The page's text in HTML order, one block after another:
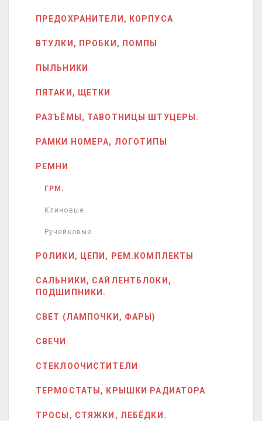
ПРЕДОХРАНИТЕЛИ, КОРПУСА
ВТУЛКИ, ПРОБКИ, ПОМПЫ
ПЫЛЬНИКИ
ПЯТАКИ, ЩЕТКИ
РАЗЪЁМЫ, ТАВОТНИЦЫ ШТУЦЕРЫ.
РАМКИ НОМЕРА, ЛОГОТИПЫ
РЕМНИ
ГРМ.
Клиновые.
Ручейковые.
РОЛИКИ, ЦЕПИ, РЕМ.КОМПЛЕКТЫ
САЛЬНИКИ, САЙЛЕНТБЛОКИ,
ПОДШИПНИКИ.
СВЕТ (ЛАМПОЧКИ, ФАРЫ)
СВЕЧИ
СТЕКЛООЧИСТИТЕЛИ
ТЕРМОСТАТЫ, КРЫШКИ РАДИАТОРА
ТРОСЫ, СТЯЖКИ, ЛЕБЁДКИ.